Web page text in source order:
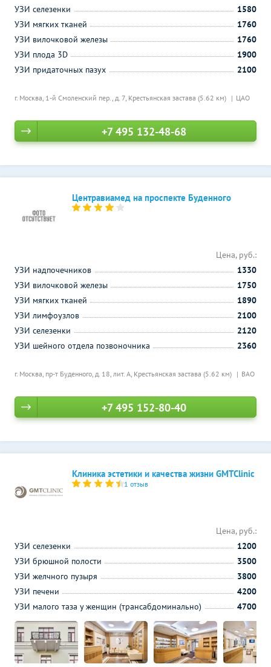
г. Москва, 1-й Смоленский пер., д. 7, Крестьянская застава (5.62 км) ЦАО
УЗИ селезенки
1580
УЗИ мягких тканей
1760
УЗИ вилочковой железы
1760
УЗИ плода 3D
1900
УЗИ придаточных пазух
2100
+7 495 132-48-68
Центравиамед на проспекте Буденного
г. Москва, пр-т Буденного, д. 18, лит. А, Крестьянская застава (5.62 км) ВАО
Цена, руб.:
УЗИ надпочечников
1330
УЗИ вилочковой железы
1750
УЗИ мягких тканей
1890
УЗИ лимфоузлов
2100
УЗИ селезенки
2120
УЗИ шейного отдела позвоночника
2360
+7 495 152-80-40
Клиника эстетики и качества жизни GMTClinic
1 отзыв
Цена, руб.:
УЗИ селезенки
1200
УЗИ брюшной полости
3500
УЗИ желчного пузыря
3800
УЗИ печени
4200
УЗИ малого таза у женщин (трансабдоминально)
4700